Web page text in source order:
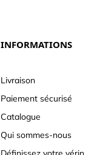
INFORMATIONS
Livraison
Paiement sécurisé
Catalogue
Qui sommes-nous